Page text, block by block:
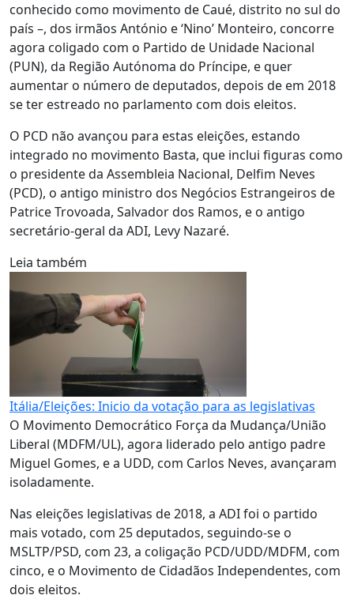
conhecido como movimento de Caué, distrito no sul do
país –, dos irmãos António e ‘Nino’ Monteiro, concorre
agora coligado com o Partido de Unidade Nacional
(PUN), da Região Autónoma do Príncipe, e quer
aumentar o número de deputados, depois de em 2018
se ter estreado no parlamento com dois eleitos.
O PCD não avançou para estas eleições, estando
integrado no movimento Basta, que inclui figuras como
o presidente da Assembleia Nacional, Delfim Neves
(PCD), o antigo ministro dos Negócios Estrangeiros de
Patrice Trovoada, Salvador dos Ramos, e o antigo
secretário-geral da ADI, Levy Nazaré.
Leia também
Itália/Eleições: Inicio da votação para as legislativas
O Movimento Democrático Força da Mudança/União
Liberal (MDFM/UL), agora liderado pelo antigo padre
Miguel Gomes, e a UDD, com Carlos Neves, avançaram
isoladamente.
Nas eleições legislativas de 2018, a ADI foi o partido
mais votado, com 25 deputados, seguindo-se o
MSLTP/PSD, com 23, a coligação PCD/UDD/MDFM, com
cinco, e o Movimento de Cidadãos Independentes, com
dois eleitos.